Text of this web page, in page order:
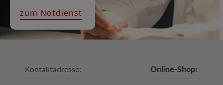
zum Notdienst
Kontaktadresse: Online-Shop: